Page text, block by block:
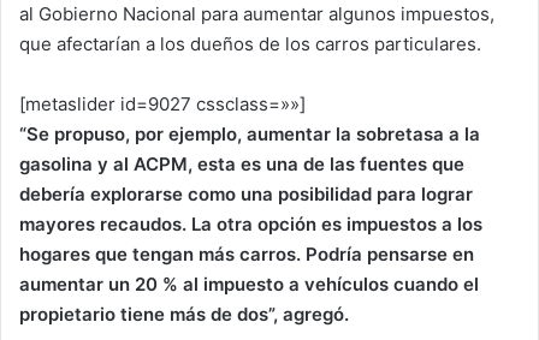
al Gobierno Nacional para aumentar algunos impuestos,
que afectarían a los dueños de los carros particulares.
[metaslider id=9027 cssclass=»»]
“Se propuso, por ejemplo, aumentar la sobretasa a la
gasolina y al ACPM, esta es una de las fuentes que
debería explorarse como una posibilidad para lograr
mayores recaudos. La otra opción es impuestos a los
hogares que tengan más carros. Podría pensarse en
aumentar un 20 % al impuesto a vehículos cuando el
propietario tiene más de dos”, agregó.